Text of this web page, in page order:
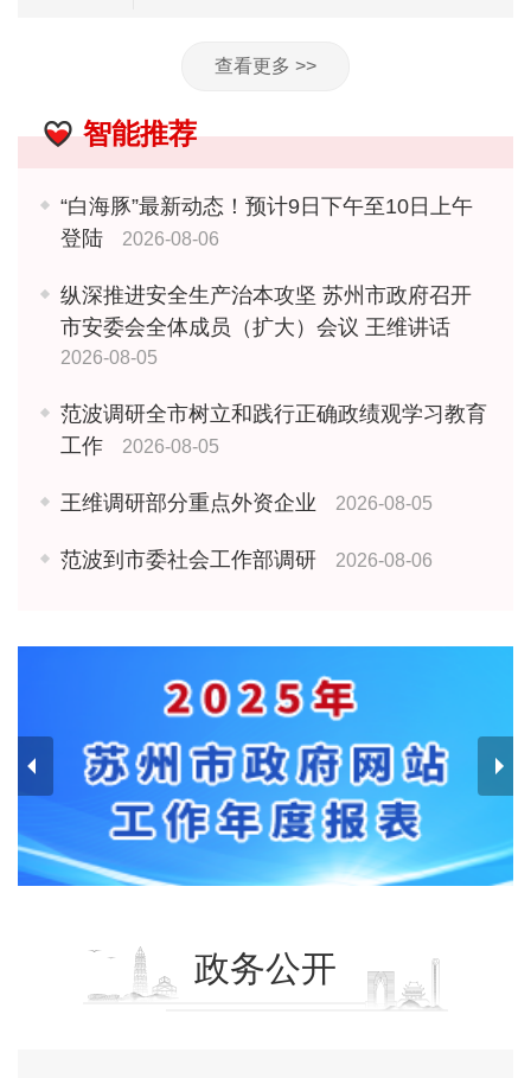
查看更多 >>
智能推荐
“白海豚”最新动态！预计9日下午至10日上午
登陆
2026-08-06
纵深推进安全生产治本攻坚 苏州市政府召开
市安委会全体成员（扩大）会议 王维讲话
2026-08-05
范波调研全市树立和践行正确政绩观学习教育
工作
2026-08-05
王维调研部分重点外资企业 2026-08-05
范波到市委社会工作部调研 2026-08-06
政务公开